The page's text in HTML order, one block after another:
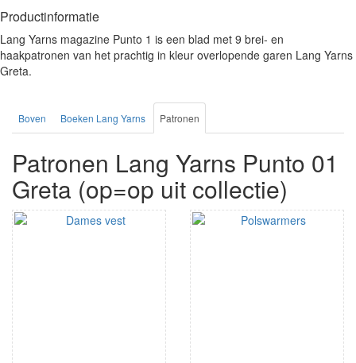
Productinformatie
Lang Yarns magazine Punto 1 is een blad met 9 brei- en
haakpatronen van het prachtig in kleur overlopende garen Lang Yarns
Greta.
Boven Boeken Lang Yarns Patronen
Patronen Lang Yarns Punto 01
Greta (op=op uit collectie)